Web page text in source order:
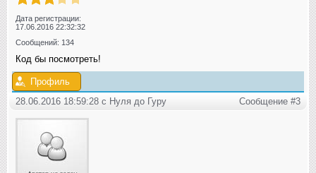
Дата регистрации:
17.06.2016 22:32:32
Сообщений: 134
Код бы посмотреть!
Профиль
28.06.2016 18:59:28 с Нуля до Гуру
Сообщение #3